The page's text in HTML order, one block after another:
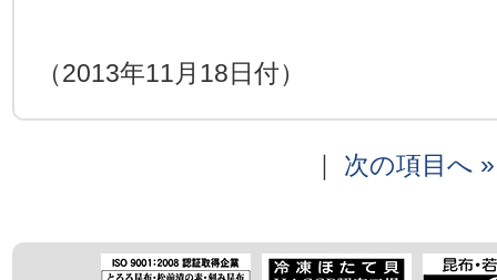
（2013年11月18日付）
｜ 次の項目へ »